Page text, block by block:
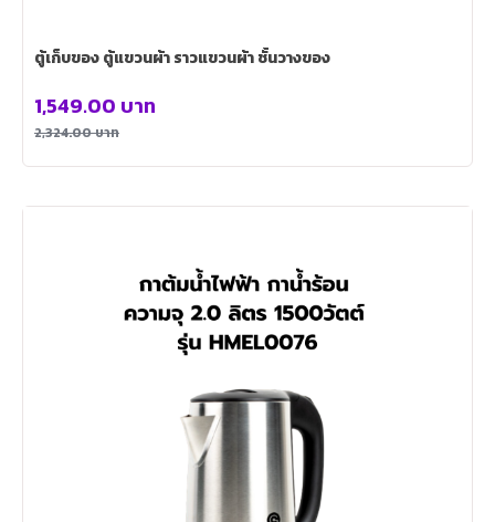
ตู้เก็บของ ตู้แขวนผ้า ราวแขวนผ้า ชั้นวางของ
2,324.00บาท
1,549.00 บาท